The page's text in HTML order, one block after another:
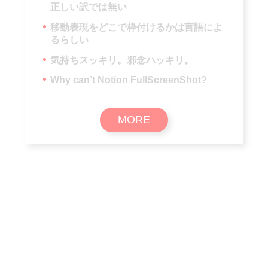
正しい訳では無い
移動表現をどこで枠付けるかは言語によ
るらしい
気持ちスッキリ。邪念ハッキリ。
Why can’t Notion FullScreenShot?
MORE